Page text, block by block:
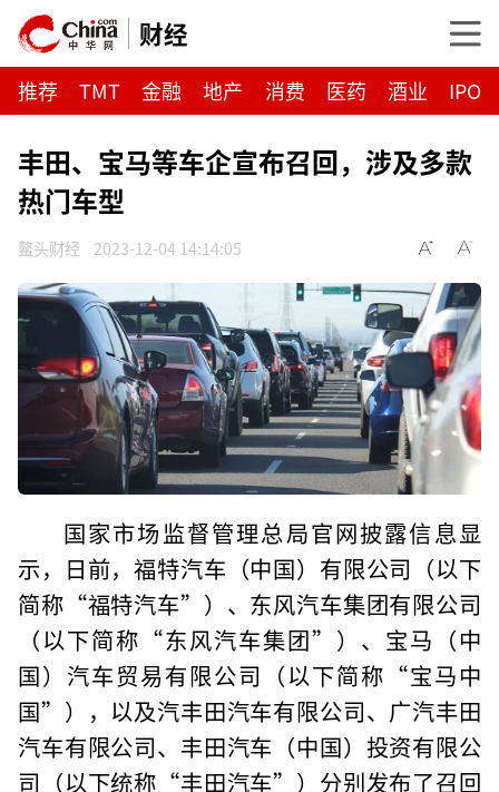
财经
推荐 TMT 金融 地产 消费 医药 酒业 IPO
丰田、宝马等车企宣布召回，涉及多款
热门车型
鳌头财经 2023-12-04 14:14:05
国家市场监督管理总局官网披露信息显
示，日前，福特汽车（中国）有限公司（以下
简称“福特汽车”）、东风汽车集团有限公司
（以下简称“东风汽车集团”）、宝马（中
国）汽车贸易有限公司（以下简称“宝马中
国”），以及汽丰田汽车有限公司、广汽丰田
汽车有限公司、丰田汽车（中国）投资有限公
司（以下统称“丰田汽车”）分别发布了召回